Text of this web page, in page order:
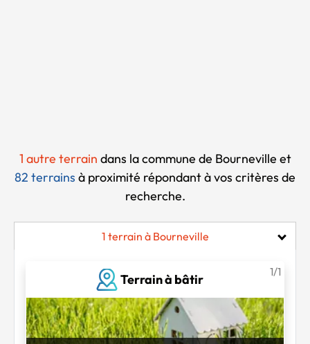
1 autre terrain dans la commune de Bourneville et
82 terrains à proximité répondant à vos critères de
recherche.
1 terrain à Bourneville
Terrain à bâtir
1/1